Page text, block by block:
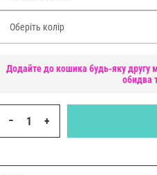
Оберіть колір
Додайте до кошика будь-яку другу
обидва
− +